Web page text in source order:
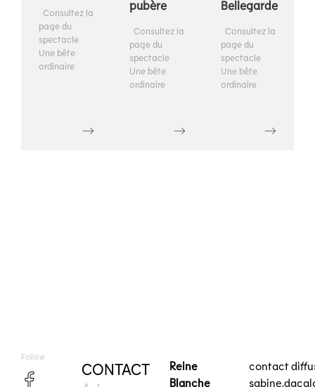
Consultez la
page du
spectacle
Une bête
ordinaire
pubère
Consultez la
page du
spectacle
Une bête
ordinaire
Bellegarde
Consultez la
page du
spectacle
Une bête
ordinaire
Follow
CONTACT
Reine
Blanche
contact